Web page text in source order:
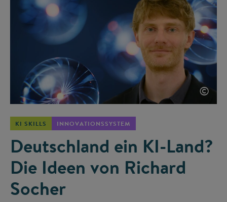
©
KI SKILLS INNOVATIONSSYSTEM
Deutschland ein KI-Land?
Die Ideen von Richard
Socher